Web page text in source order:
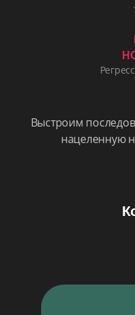
Выстроим
нацеленную